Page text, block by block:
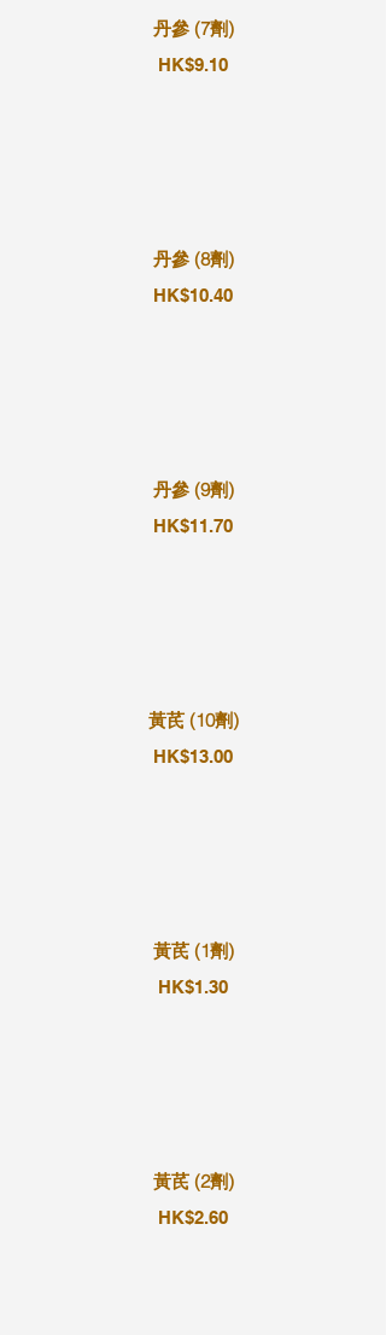
丹參 (7劑)
HK$9.10
丹參 (8劑)
HK$10.40
丹參 (9劑)
HK$11.70
黃芪 (10劑)
HK$13.00
黃芪 (1劑)
HK$1.30
黃芪 (2劑)
HK$2.60